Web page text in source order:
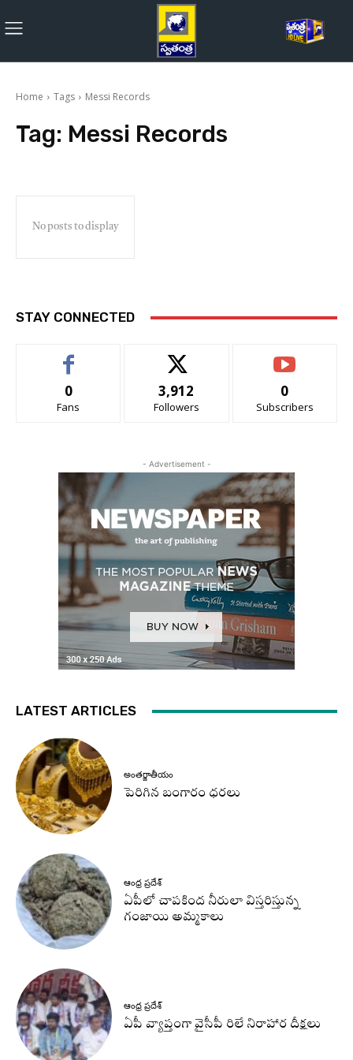
Home Tags Messi Records
Tag: Messi Records
No posts to display
STAY CONNECTED
0
Fans
3,912
Followers
0
Subscribers
- Advertisement -
LATEST ARTICLES
అంతర్జాతీయం
పెరిగిన బంగారం ధరలు
ఆంధ్ర ప్రదేశ్
ఏపీలో చాపకింద నీరులా విస్తరిస్తున్న
గంజాయి అమ్మకాలు
ఆంధ్ర ప్రదేశ్
ఏపీ వ్యాప్తంగా వైసీపీ రిలే నిరాహార దీక్షలు